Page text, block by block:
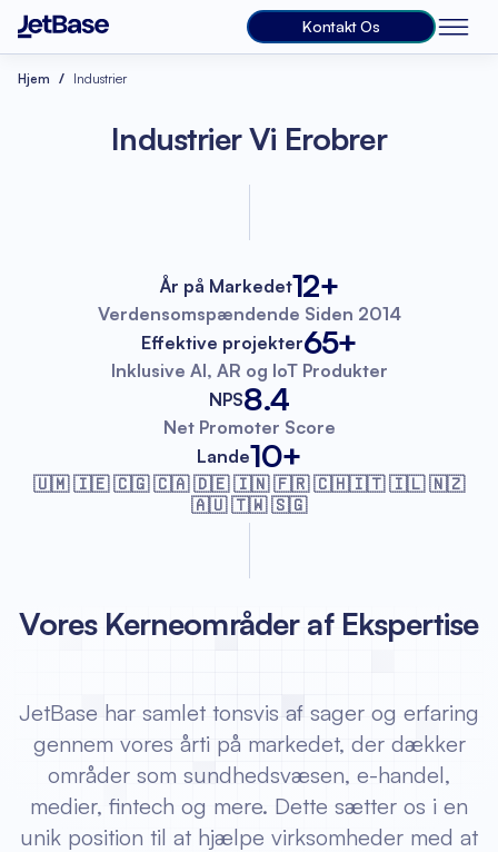
Kontakt Os
Hjem Industrier
Industrier Vi Erobrer
År på Markedet12+
Verdensomspændende Siden 2014
Effektive projekter65+
Inklusive AI, AR og IoT Produkter
NPS8.4
Net Promoter Score
Lande10+
🇺🇲 🇮🇪 🇨🇬 🇨🇦 🇩🇪 🇮🇳 🇫🇷🇨🇭🇮🇹 🇮🇱 🇳🇿
🇦🇺 🇹🇼 🇸🇬
Vores Kerneområder af Ekspertise
JetBase har samlet tonsvis af sager og erfaring
gennem vores årti på markedet, der dækker
områder som sundhedsvæsen, e-handel,
medier, fintech og mere. Dette sætter os i en
unik position til at hjælpe virksomheder med at